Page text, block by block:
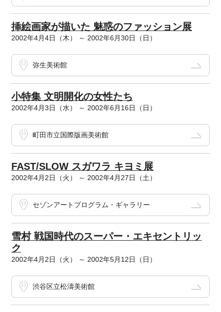
挿絵画家が描いた 魅惑のファッション展
2002年4月4日（木） ～ 2002年6月30日（日）
弥生美術館
小特集 文明開化の女性たち
2002年4月3日（水） ～ 2002年6月16日（日）
町田市立国際版画美術館
FAST/SLOW スガワラ キヨミ展
2002年4月2日（火） ～ 2002年4月27日（土）
セゾンアートプログラム・ギャラリー
雪村 戦国時代のスーパー・エキセントリッ
ク
2002年4月2日（火） ～ 2002年5月12日（日）
渋谷区立松濤美術館